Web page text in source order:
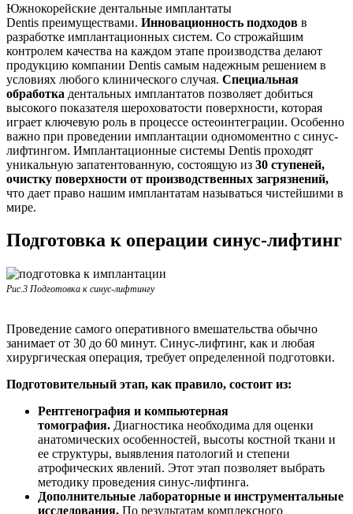
Южнокорейские дентальные имплантаты
Dentis преимуществами. Инновационность подходов в
разработке имплантационных систем. Со строжайшим
контролем качества на каждом этапе производства делают
продукцию компании Dentis самым надежным решением в
условиях любого клинического случая. Специальная
обработка дентальных имплантатов позволяет добиться
высокого показателя шероховатости поверхности, которая
играет ключевую роль в процессе остеоинтеграции. Особенно
важно при проведении имплантации одномоментно с синус-
лифтингом. Имплантационные системы Dentis проходят
уникальную запатентованную, состоящую из 30 ступеней,
очистку поверхности от производственных загрязнений,
что дает право нашим имплантатам называться чистейшими в
мире.
Подготовка к операции синус-лифтинг
Рис.3 Подготовка к синус-лифтингу
Проведение самого оперативного вмешательства обычно
занимает от 30 до 60 минут. Синус-лифтинг, как и любая
хирургическая операция, требует определенной подготовки.
Подготовительный этап, как правило, состоит из:
Рентгенография и компьютерная
томография. Диагностика необходима для оценки
анатомических особенностей, высоты костной ткани и
ее структуры, выявления патологий и степени
атрофических явлений. Этот этап позволяет выбрать
методику проведения синус-лифтинга.
Дополнительные лабораторные и инструментальные
исследования. По результатам комплексного